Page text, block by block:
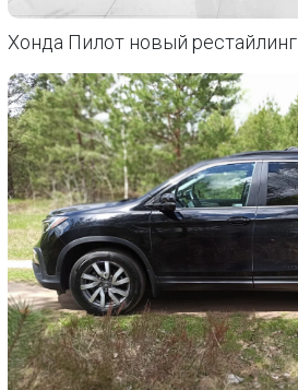
Хонда Пилот новый рестайлинг